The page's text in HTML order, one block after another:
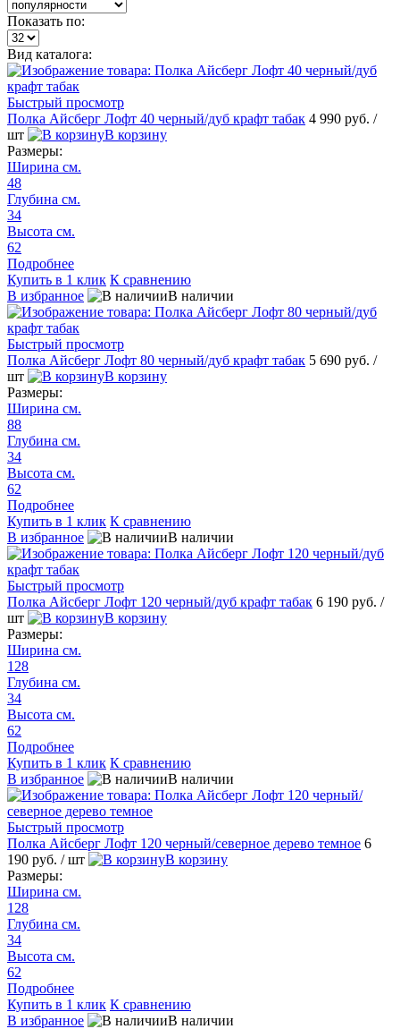
Показать по:
Вид каталога:
Быстрый просмотр
Полка Айсберг Лофт 40 черный/дуб крафт табак 4 990 руб. /
шт
В корзину
Размеры:
Ширина см.
48
Глубина см.
34
Высота см.
62
Подробнее
Купить в 1 клик К сравнению
В избранное
В наличии
Быстрый просмотр
Полка Айсберг Лофт 80 черный/дуб крафт табак 5 690 руб. /
шт
В корзину
Размеры:
Ширина см.
88
Глубина см.
34
Высота см.
62
Подробнее
Купить в 1 клик К сравнению
В избранное
В наличии
Быстрый просмотр
Полка Айсберг Лофт 120 черный/дуб крафт табак 6 190 руб. /
шт
В корзину
Размеры:
Ширина см.
128
Глубина см.
34
Высота см.
62
Подробнее
Купить в 1 клик К сравнению
В избранное
В наличии
Быстрый просмотр
Полка Айсберг Лофт 120 черный/северное дерево темное 6
190 руб. / шт
В корзину
Размеры:
Ширина см.
128
Глубина см.
34
Высота см.
62
Подробнее
Купить в 1 клик К сравнению
В избранное
В наличии